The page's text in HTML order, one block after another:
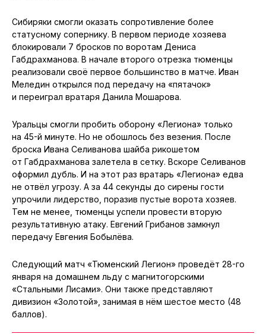
Сибиряки смогли оказать сопротивление более
статусному сопернику. В первом периоде хозяева
блокировали 7 бросков по воротам Дениса
Габдрахманова. В начале второго отрезка тюменцы
реализовали своё первое большинство в матче. Иван
Меледин открылся под передачу на «пятачок»
и переиграл вратаря Данила Мошарова.
Уральцы смогли пробить оборону «Легиона» только
на 45-й минуте. Но не обошлось без везения. После
броска Ивана Селиванова шайба рикошетом
от Габдрахманова залетела в сетку. Вскоре Селиванов
оформил дубль. И на этот раз вратарь «Легиона» едва
не отвёл угрозу. А за 44 секунды до сирены гости
упрочили лидерство, поразив пустые ворота хозяев.
Тем не менее, тюменцы успели провести вторую
результативную атаку. Евгений Грибанов замкнул
передачу Евгения Бобылёва.
Следующий матч «Тюменский Легион» проведёт 28-го
января на домашнем льду с магнитогорскими
«Стальными Лисами». Они также представляют
дивизион «Золотой», занимая в нём шестое место (48
баллов).